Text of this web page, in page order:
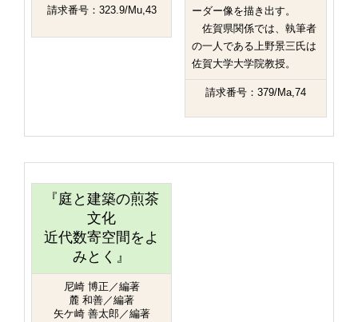
請求番号：323.9/Mu,43
ーダー像を描き出す。
佐賀県関係では、執筆者
の一人である上野景三氏は
佐賀大学大学院教授。
請求番号：379/Ma,74
『庭と建築の煎茶
文化
近代数寄空間をよ
みとく』
尼崎 博正／編著
麓 和善／編著
矢ケ崎 善太郎／編著